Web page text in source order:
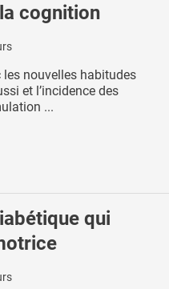
cognition
les nouvelles habitudes
et l’incidence des
...
qui